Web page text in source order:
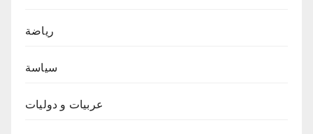
رياضة
سياسة
عربيات و دوليات